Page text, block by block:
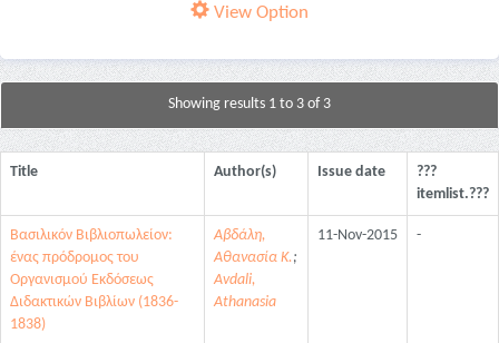
View Option
Showing results 1 to 3 of 3
Title Author(s) Issue date
???
itemlist.???
Βασιλικόν Βιβλιοπωλείον:
ένας πρόδρομος του
Οργανισμού Εκδόσεως
Διδακτικών Βιβλίων (1836-
1838)
Αβδάλη,
Αθανασία Κ.;
Avdali,
Athanasia
11-Nov-2015 -